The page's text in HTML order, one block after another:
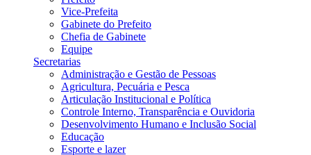
Vice-Prefeita
Gabinete do Prefeito
Chefia de Gabinete
Equipe
Secretarias
Administração e Gestão de Pessoas
Agricultura, Pecuária e Pesca
Articulação Institucional e Política
Controle Interno, Transparência e Ouvidoria
Desenvolvimento Humano e Inclusão Social
Educação
Esporte e lazer